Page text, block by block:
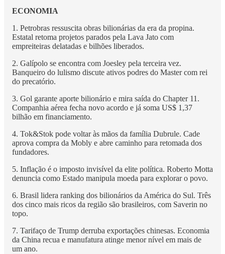
ECONOMIA
1. Petrobras ressuscita obras bilionárias da era da propina.
Estatal retoma projetos parados pela Lava Jato com
empreiteiras delatadas e bilhões liberados.
2. Galípolo se encontra com Joesley pela terceira vez.
Banqueiro do lulismo discute ativos podres do Master com rei
do precatório.
3. Gol garante aporte bilionário e mira saída do Chapter 11.
Companhia aérea fecha novo acordo e já soma US$ 1,37
bilhão em financiamento.
4. Tok&Stok pode voltar às mãos da família Dubrule. Cade
aprova compra da Mobly e abre caminho para retomada dos
fundadores.
5. Inflação é o imposto invisível da elite política. Roberto Motta
denuncia como Estado manipula moeda para explorar o povo.
6. Brasil lidera ranking dos bilionários da América do Sul. Três
dos cinco mais ricos da região são brasileiros, com Saverin no
topo.
7. Tarifaço de Trump derruba exportações chinesas. Economia
da China recua e manufatura atinge menor nível em mais de
um ano.